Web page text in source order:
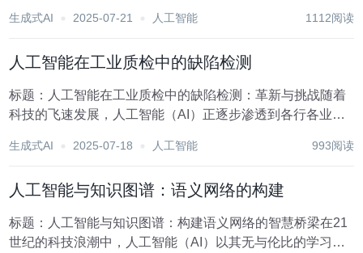
技术为传统行业带来了颠覆性的变革。在法律领域，智能调
生成式AI 2025-07-21 人工智能 1112阅读
人工智能在工业质检中的缺陷检测
标题：人工智能在工业质检中的缺陷检测：革新与挑战随着
科技的飞速发展，人工智能（AI）正逐步渗透到各行各业，
检依赖于人工目视检查，这种方法不仅效率低下，而且易受
生成式AI 2025-07-18 人工智能 993阅读
人工智能与知识图谱：语义网络的构建
标题：人工智能与知识图谱：构建语义网络的智慧桥梁在21
世纪的科技浪潮中，人工智能（AI）以其无与伦比的学习、